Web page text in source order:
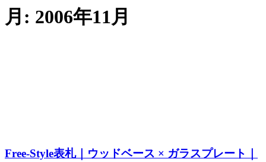
月: 2006年11月
Free-Style表札｜ウッドベース × ガラスプレート｜